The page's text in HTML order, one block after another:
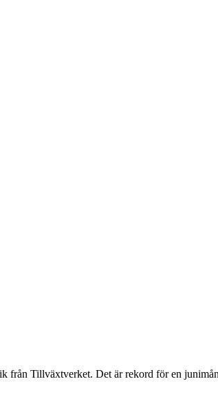
från Tillväxtverket. Det är rekord för en